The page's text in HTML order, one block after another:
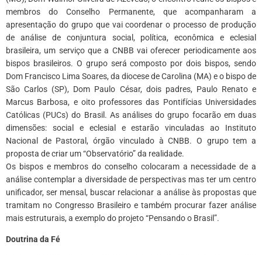
membros do Conselho Permanente, que acompanharam a
apresentação do grupo que vai coordenar o processo de produção
de análise de conjuntura social, política, econômica e eclesial
brasileira, um serviço que a CNBB vai oferecer periodicamente aos
bispos brasileiros. O grupo será composto por dois bispos, sendo
Dom Francisco Lima Soares, da diocese de Carolina (MA) e o bispo de
São Carlos (SP), Dom Paulo César, dois padres, Paulo Renato e
Marcus Barbosa, e oito professores das Pontifícias Universidades
Católicas (PUCs) do Brasil. As análises do grupo focarão em duas
dimensões: social e eclesial e estarão vinculadas ao Instituto
Nacional de Pastoral, órgão vinculado à CNBB. O grupo tem a
proposta de criar um “Observatório” da realidade.
Os bispos e membros do conselho colocaram a necessidade de a
análise contemplar a diversidade de perspectivas mas ter um centro
unificador, ser mensal, buscar relacionar a análise às propostas que
tramitam no Congresso Brasileiro e também procurar fazer análise
mais estruturais, a exemplo do projeto “Pensando o Brasil”.
Doutrina da Fé